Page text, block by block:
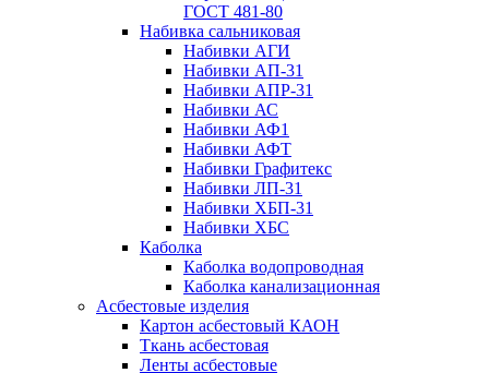
ГОСТ 481-80
Набивка сальниковая
Набивки АГИ
Набивки АП-31
Набивки АПР-31
Набивки АС
Набивки АФ1
Набивки АФТ
Набивки Графитекс
Набивки ЛП-31
Набивки ХБП-31
Набивки ХБС
Каболка
Каболка водопроводная
Каболка канализационная
Асбестовые изделия
Картон асбестовый КАОН
Ткань асбестовая
Ленты асбестовые